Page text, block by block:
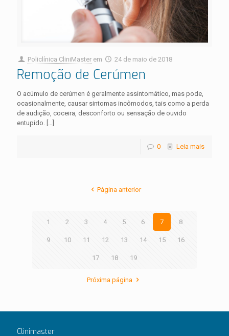
Policlínica CliniMaster em 24 de maio de 2018
Remoção de Cerúmen
O acúmulo de cerúmen é geralmente assintomático, mas pode,
ocasionalmente, causar sintomas incômodos, tais como a perda
de audição, coceira, desconforto ou sensação de ouvido
entupido.
0 Leia mais
Página anterior
1 2 3 4 5 6 7 8
9 10 11 12 13 14 15 16
17 18 19
Próxima página
Clinimaster